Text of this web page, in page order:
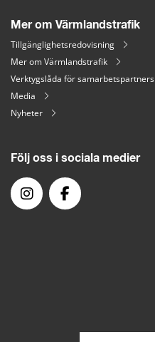
Mer om Värmlandstrafik
Tillgänglighetsredovisning
Mer om Värmlandstrafik
Verktygslåda för samarbetspartners
Media
Nyheter
Följ oss i sociala medier